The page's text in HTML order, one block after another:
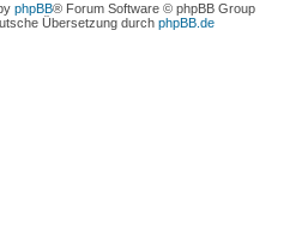
phpBB® Forum Software © phpBB Group
Übersetzung durch phpBB.de